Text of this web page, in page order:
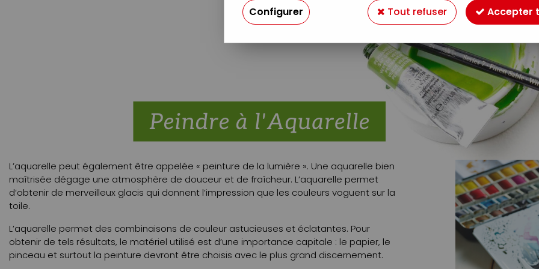
L’aquarelle peut également être appelée « peinture de la lumière ». Une aquarelle bien
maîtrisée dégage une atmosphère de douceur et de fraîcheur. L’aquarelle permet
d’obtenir de merveilleux glacis qui donnent l’impression que les couleurs voguent sur la
toile.
L’aquarelle permet des combinaisons de couleur astucieuses et éclatantes. Pour
obtenir de tels résultats, le matériel utilisé est d’une importance capitale : le papier, le
pinceau et surtout la peinture devront être choisis avec le plus grand discernement.
Configurer Tout refuser Accepter